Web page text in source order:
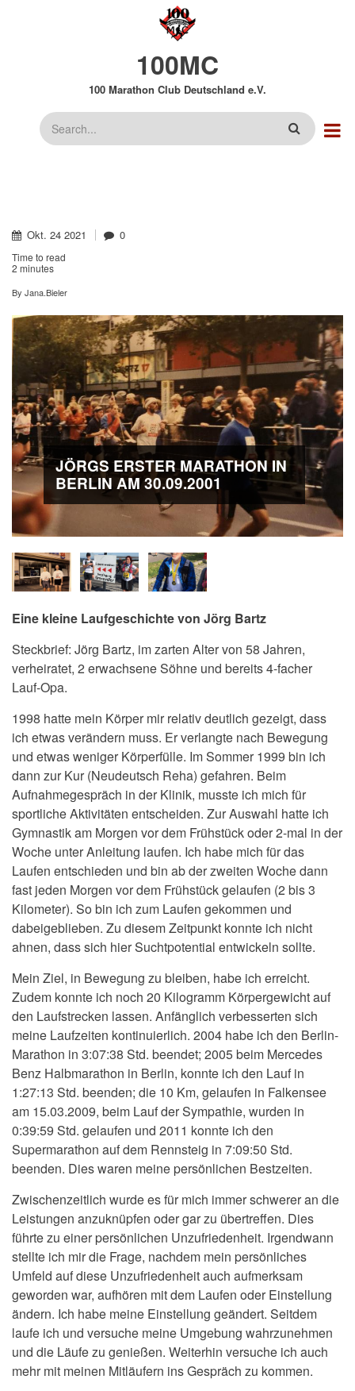
100MC
100 Marathon Club Deutschland e.V.
Suche
Okt. 24 2021 0
Time to read
2 minutes
By Jana.Bieler
JÖRGS ERSTER MARATHON IN
BERLIN AM 30.09.2001
Eine kleine Laufgeschichte von Jörg Bartz
Steckbrief: Jörg Bartz, im zarten Alter von 58 Jahren,
verheiratet, 2 erwachsene Söhne und bereits 4-facher
Lauf-Opa.
1998 hatte mein Körper mir relativ deutlich gezeigt, dass
ich etwas verändern muss. Er verlangte nach Bewegung
und etwas weniger Körperfülle. Im Sommer 1999 bin ich
dann zur Kur (Neudeutsch Reha) gefahren. Beim
Aufnahmegespräch in der Klinik, musste ich mich für
sportliche Aktivitäten entscheiden. Zur Auswahl hatte ich
Gymnastik am Morgen vor dem Frühstück oder 2-mal in der
Woche unter Anleitung laufen. Ich habe mich für das
Laufen entschieden und bin ab der zweiten Woche dann
fast jeden Morgen vor dem Frühstück gelaufen (2 bis 3
Kilometer). So bin ich zum Laufen gekommen und
dabeigeblieben. Zu diesem Zeitpunkt konnte ich nicht
ahnen, dass sich hier Suchtpotential entwickeln sollte.
Mein Ziel, in Bewegung zu bleiben, habe ich erreicht.
Zudem konnte ich noch 20 Kilogramm Körpergewicht auf
den Laufstrecken lassen. Anfänglich verbesserten sich
meine Laufzeiten kontinuierlich. 2004 habe ich den Berlin-
Marathon in 3:07:38 Std. beendet; 2005 beim Mercedes
Benz Halbmarathon in Berlin, konnte ich den Lauf in
1:27:13 Std. beenden; die 10 Km, gelaufen in Falkensee
am 15.03.2009, beim Lauf der Sympathie, wurden in
0:39:59 Std. gelaufen und 2011 konnte ich den
Supermarathon auf dem Rennsteig in 7:09:50 Std.
beenden. Dies waren meine persönlichen Bestzeiten.
Zwischenzeitlich wurde es für mich immer schwerer an die
Leistungen anzuknüpfen oder gar zu übertreffen. Dies
führte zu einer persönlichen Unzufriedenheit. Irgendwann
stellte ich mir die Frage, nachdem mein persönliches
Umfeld auf diese Unzufriedenheit auch aufmerksam
geworden war, aufhören mit dem Laufen oder Einstellung
ändern. Ich habe meine Einstellung geändert. Seitdem
laufe ich und versuche meine Umgebung wahrzunehmen
und die Läufe zu genießen. Weiterhin versuche ich auch
mehr mit meinen Mitläufern ins Gespräch zu kommen.